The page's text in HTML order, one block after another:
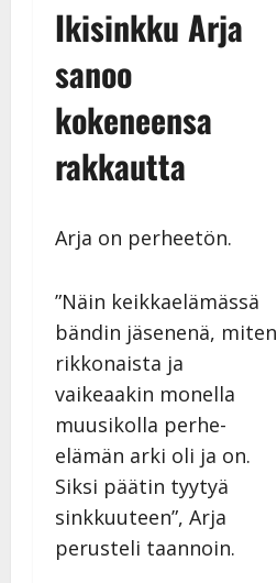
Ikisinkku Arja
sanoo
kokeneensa
rakkautta
Arja on perheetön.
”Näin keikkaelämässä
bändin jäsenenä, miten
rikkonaista ja
vaikeaakin monella
muusikolla perhe-
elämän arki oli ja on.
Siksi päätin tyytyä
sinkkuuteen”, Arja
perusteli taannoin.